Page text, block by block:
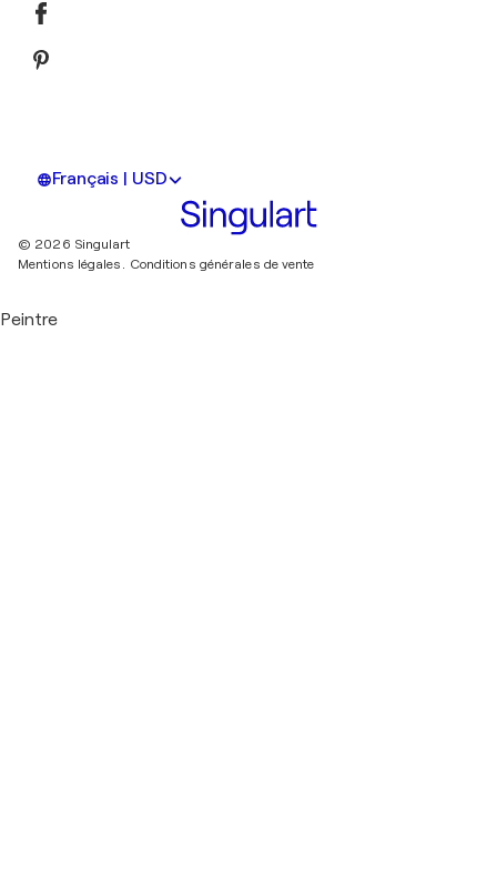
Français | USD
© 2026 Singulart
Mentions légales. Conditions générales de vente
Peintre